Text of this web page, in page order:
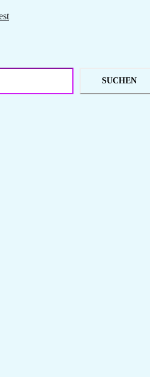
SUCHEN